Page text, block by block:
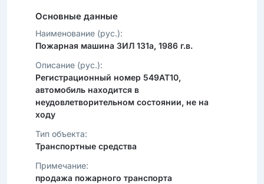
Основные данные
Наименование (рус.):
Пожарная машина ЗИЛ 131а, 1986 г.в.
Описание (рус.):
Регистрационный номер 549АТ10,
автомобиль находится в
неудовлетворительном состоянии, не на
ходу
Тип объекта:
Транспортные средства
Примечание:
продажа пожарного транспорта